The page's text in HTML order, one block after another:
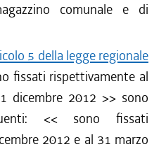
comunale e di
5 della legge regionale
fissati rispettivamente al
dicembre 2012 >> sono
<< sono fissati
2012 e al 31 marzo